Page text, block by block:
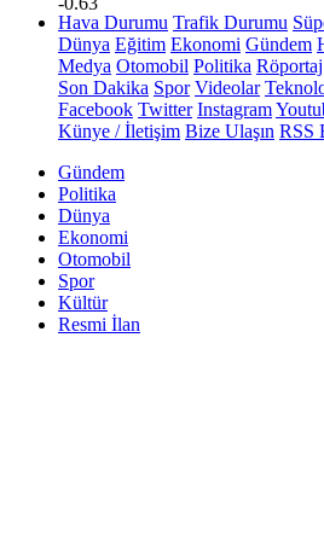
Hava Durumu Trafik Durumu
Dünya Eğitim Ekonomi Gündem
Medya Otomobil Politika Röportaj
Son Dakika Spor Videolar
Facebook Twitter Instagram
Künye / İletişim Bize Ulaşın RSS
Gündem
Politika
Dünya
Ekonomi
Otomobil
Spor
Kültür
Resmi İlan